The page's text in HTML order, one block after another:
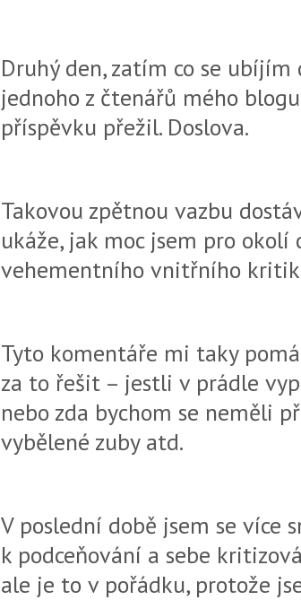
Druhý den, zatím co se
jednoho z čtenářů mého
příspěvku přežil. Doslova.
Takovou zpětnou vazbu
ukáže, jak moc jsem pro
vehementního vnitřního
Tyto komentáře mi taky
za to řešit – jestli v prádle
nebo zda bychom se neměli
vybělené zuby atd.
V poslední době jsem se více
k podceňování a sebe
ale je to v pořádku, protože